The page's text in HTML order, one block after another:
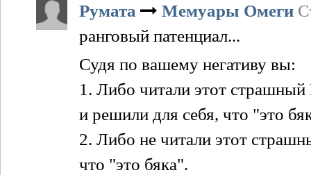
Румата Мемуары Омеги
ранговый патенциал...
Судя по вашему негативу вы:
1. Либо читали этот
и решили для себя, что "это
2. Либо не читали этот
что "это бяка".